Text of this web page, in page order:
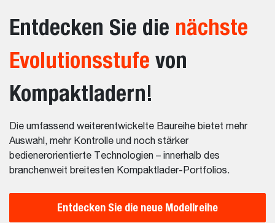
Entdecken Sie die nächste
Evolutionsstufe von
Kompaktladern!
Die umfassend weiterentwickelte Baureihe bietet mehr
Auswahl, mehr Kontrolle und noch stärker
bedienerorientierte Technologien – innerhalb des
branchenweit breitesten Kompaktlader-Portfolios.
Entdecken Sie die neue Modellreihe